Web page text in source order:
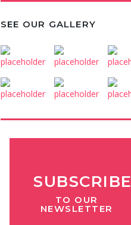
SEE OUR GALLERY
SUBSCRIBE
TO OUR
NEWSLETTER